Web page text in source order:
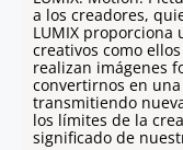
a los creadores,
LUMIX
creativos como
realizan imágenes
convertirnos en
transmitiendo
los límites de la
significado de